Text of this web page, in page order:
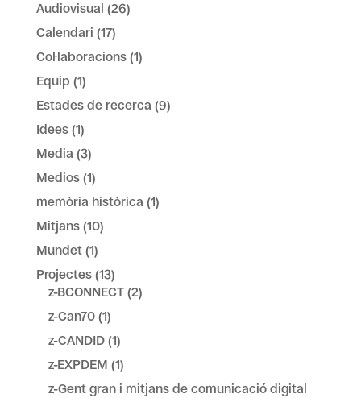
Audiovisual (26)
Calendari (17)
Col·laboracions(1)
Equip (1)
Estades de recerca (9)
Idees(1)
Media (3)
Medios(1)
memòria històrica (1)
Mitjans(10)
Mundet(1)
Projectes(13)
z-BCONNECT(2)
z-Can70(1)
z-CANDID(1)
z-EXPDEM (1)
z-Gent gran i mitjans de comunicació digital